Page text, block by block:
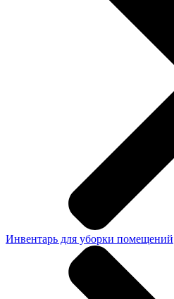
Инвентарь для уборки помещений